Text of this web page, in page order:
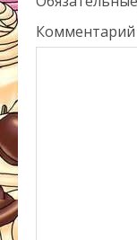
Комментарий